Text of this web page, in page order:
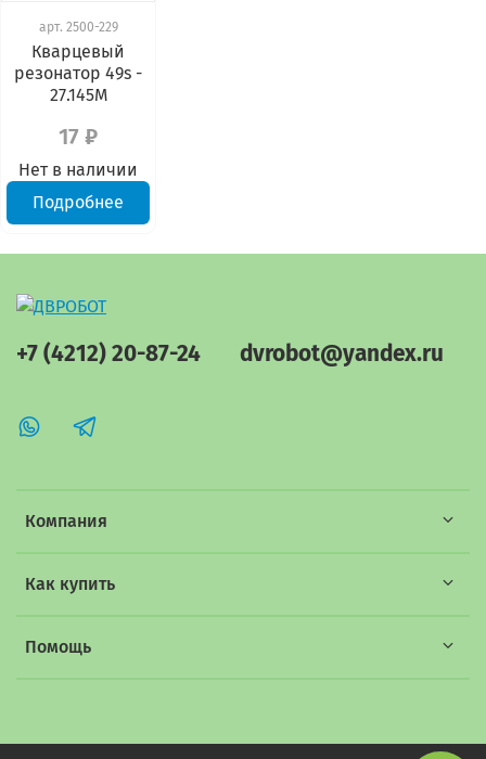
арт. 2500-229
Кварцевый
резонатор 49s -
27.145М
17 ₽
Нет в наличии
Подробнее
Компания
Как купить
Помощь
+7 (4212) 20-87-24 dvrobot@yandex.ru